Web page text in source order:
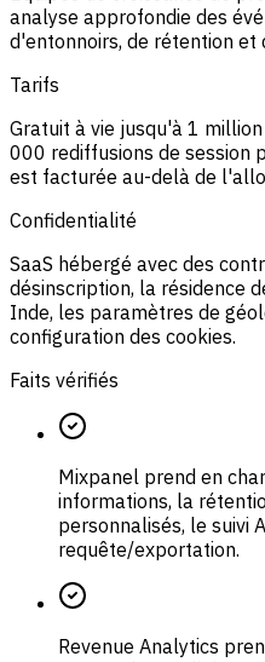
analyse approfondie des
d'entonnoirs, de rétention
Tarifs
Gratuit à vie jusqu'à 1
000 rediffusions de session
est facturée au-delà de
Confidentialité
SaaS hébergé avec des
désinscription, la résidence
Inde, les paramètres de
configuration des cookies.
Faits vérifiés
Mixpanel prend en
informations, la
personnalisés, le suivi
requête/exportation.
Revenue Analytics